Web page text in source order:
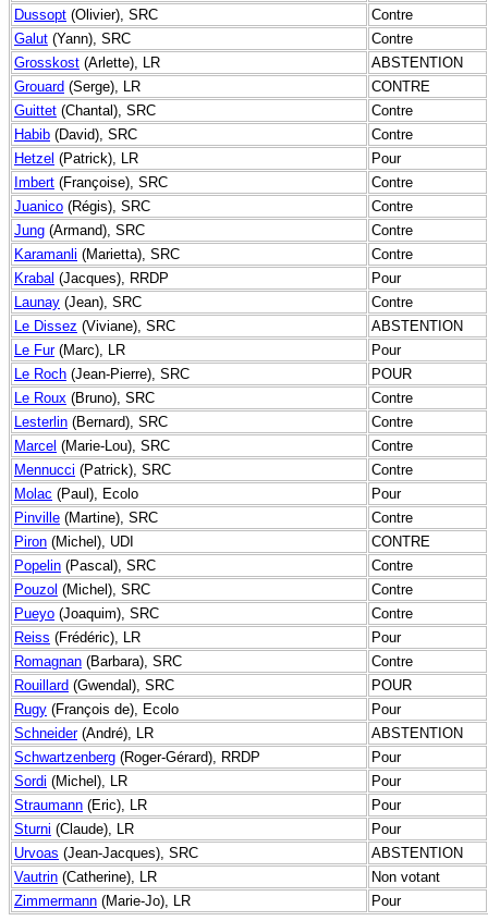
Dussopt (Olivier), SRC
Contre
Galut (Yann), SRC
Contre
Grosskost (Arlette), LR
ABSTENTION
Grouard (Serge), LR
CONTRE
Guittet (Chantal), SRC
Contre
Habib (David), SRC
Contre
Hetzel (Patrick), LR
Pour
Imbert (Françoise), SRC
Contre
Juanico (Régis), SRC
Contre
Jung (Armand), SRC
Contre
Karamanli (Marietta), SRC
Contre
Krabal (Jacques), RRDP
Pour
Launay (Jean), SRC
Contre
Le Dissez (Viviane), SRC
ABSTENTION
Le Fur(Marc), LR
Pour
Le Roch (Jean-Pierre), SRC
POUR
Le Roux (Bruno), SRC
Contre
Lesterlin (Bernard), SRC
Contre
Marcel (Marie-Lou), SRC
Contre
Mennucci (Patrick), SRC
Contre
Molac (Paul), Ecolo
Pour
Pinville (Martine), SRC
Contre
Piron (Michel), UDI
CONTRE
Popelin (Pascal), SRC
Contre
Pouzol (Michel), SRC
Contre
Pueyo (Joaquim), SRC
Contre
Reiss (Frédéric), LR
Pour
Romagnan (Barbara), SRC
Contre
Rouillard (Gwendal), SRC
POUR
Rugy (François de), Ecolo
Pour
Schneider(André), LR
ABSTENTION
Schwartzenberg (Roger-Gérard), RRDP
Pour
Sordi (Michel), LR
Pour
Straumann (Eric), LR
Pour
Sturni (Claude), LR
Pour
Urvoas (Jean-Jacques), SRC
ABSTENTION
Vautrin (Catherine), LR
Non votant
Zimmermann (Marie-Jo), LR Pour